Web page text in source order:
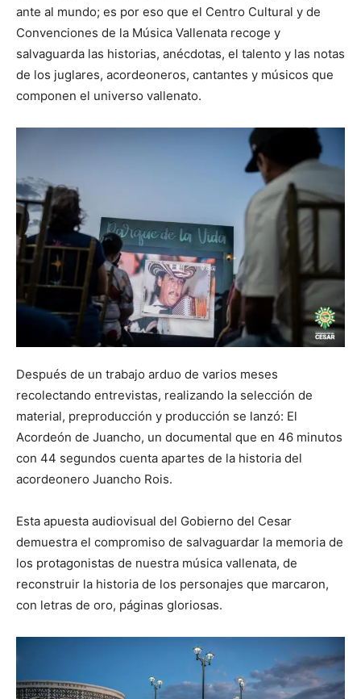
ante al mundo; es por eso que el Centro Cultural y de
Convenciones de la Música Vallenata recoge y
salvaguarda las historias, anécdotas, el talento y las notas
de los juglares, acordeoneros, cantantes y músicos que
componen el universo vallenato.
Después de un trabajo arduo de varios meses
recolectando entrevistas, realizando la selección de
material, preproducción y producción se lanzó: El
Acordeón de Juancho, un documental que en 46 minutos
con 44 segundos cuenta apartes de la historia del
acordeonero Juancho Rois.
Esta apuesta audiovisual del Gobierno del Cesar
demuestra el compromiso de salvaguardar la memoria de
los protagonistas de nuestra música vallenata, de
reconstruir la historia de los personajes que marcaron,
con letras de oro, páginas gloriosas.